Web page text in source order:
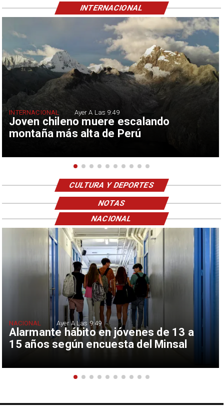
Joven chileno muere escalando
montaña más alta de Perú
INTERNACIONAL Ayer A Las 9:49
INTERNACIONAL
CULTURA Y DEPORTES
NOTAS
Alarmante hábito en jóvenes de 13 a
15 años según encuesta del Minsal
NACIONAL Ayer A Las 9:49
NACIONAL